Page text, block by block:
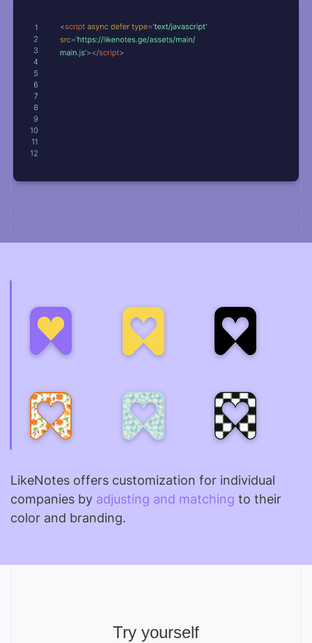
LikeNotes offers customization for individual
companies by adjusting and matching to their
color and branding.
Try yourself